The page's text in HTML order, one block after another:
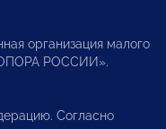
организация малого
РОССИИ».
Согласно